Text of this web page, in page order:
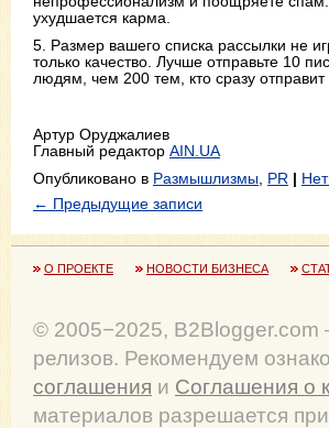
ухудшается карма.
5. Размер вашего списка рассылки не
только качество. Лучше отправьте 10
людям, чем 200 тем, кто сразу отправит
Артур Оруджалиев
Главный редактор AIN.UA
Опубликовано в Размышлизмы PR |
← Предыдущие записи
О ПРОЕКТЕ НОВОСТИ БИЗНЕСА
© 2005−2025,
релизов. Рекомендуем
соглашения и Соглашения о
материалов разрешается